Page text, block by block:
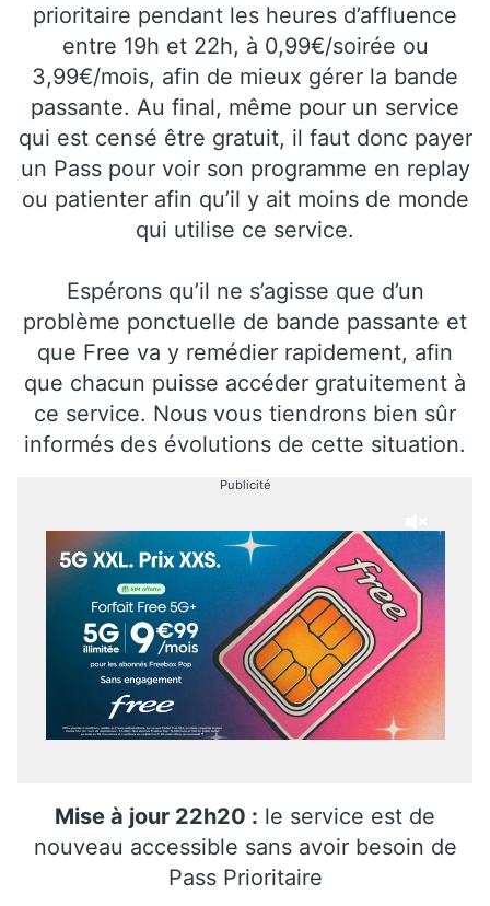
prioritaire pendant les heures d’affluence
entre 19h et 22h, à 0,99€/soirée ou
3,99€/mois, afin de mieux gérer la bande
passante. Au final, même pour un service
qui est censé être gratuit, il faut donc payer
un Pass pour voir son programme en replay
ou patienter afin qu’il y ait moins de monde
qui utilise ce service.
Espérons qu’il ne s’agisse que d’un
problème ponctuelle de bande passante et
que Free va y remédier rapidement, afin
que chacun puisse accéder gratuitement à
ce service. Nous vous tiendrons bien sûr
informés des évolutions de cette situation.
Publicité
Mise à jour 22h20 : le service est de
nouveau accessible sans avoir besoin de
Pass Prioritaire